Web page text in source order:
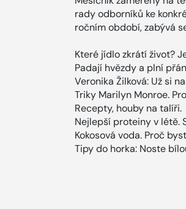
rady odborníků ke
ročním období, zabývá
Které jídlo zkrátí život?
Padají hvězdy a plní
Veronika Žilková: Už si
Triky Marilyn Monroe.
Recepty, houby na talíři.
Nejlepší proteiny v létě.
Kokosová voda. Proč
Tipy do horka: Noste